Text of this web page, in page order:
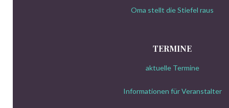
Oma stellt die Stiefel raus
TERMINE
aktuelle Termine
Informationen für Veranstalter